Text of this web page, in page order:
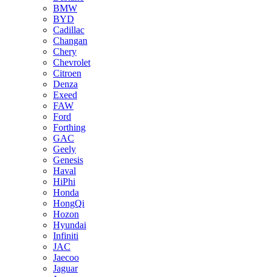
BMW
BYD
Cadillac
Changan
Chery
Chevrolet
Citroen
Denza
Exeed
FAW
Ford
Forthing
GAC
Geely
Genesis
Haval
HiPhi
Honda
HongQi
Hozon
Hyundai
Infiniti
JAC
Jaecoo
Jaguar